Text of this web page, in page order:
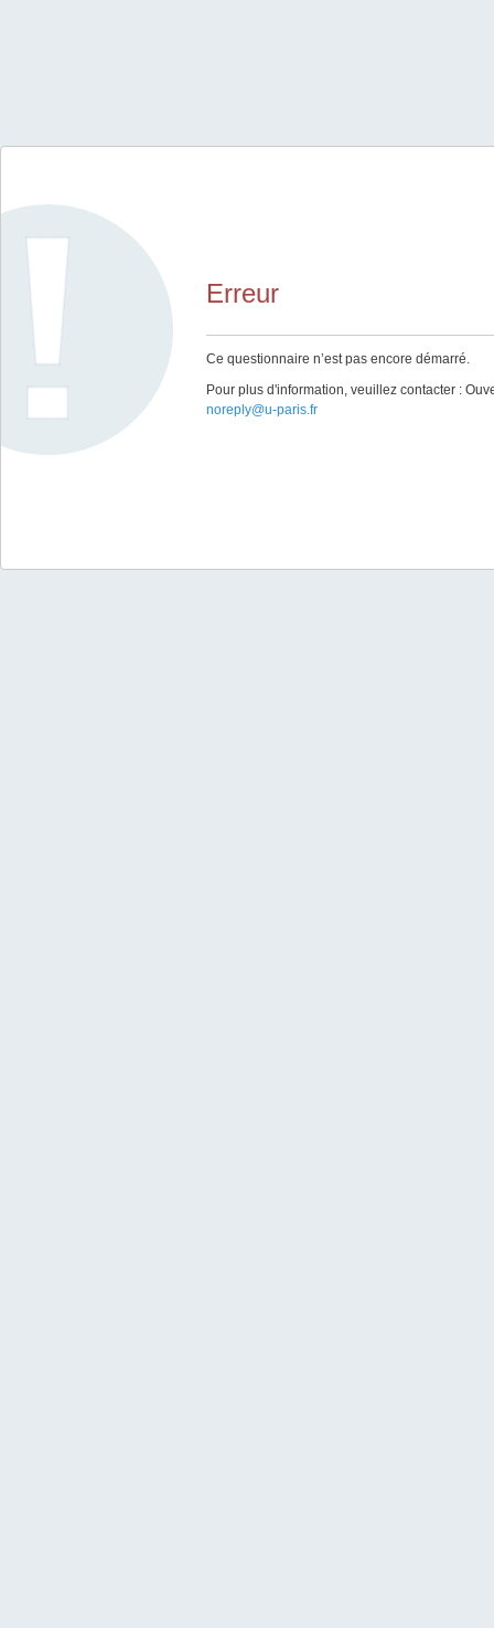
Erreur
Ce questionnaire n’est pas encore démarré.
Pour plus d'information, veuillez contacter :
noreply@u-paris.fr